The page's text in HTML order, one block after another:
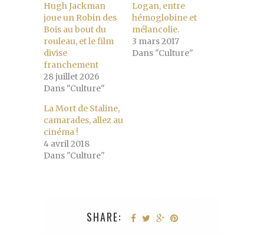
Hugh Jackman
joue un Robin des
Bois au bout du
rouleau, et le film
divise
franchement
28 juillet 2026
Dans "Culture"
Logan, entre
hémoglobine et
mélancolie.
3 mars 2017
Dans "Culture"
La Mort de Staline,
camarades, allez au
cinéma !
4 avril 2018
Dans "Culture"
SHARE: